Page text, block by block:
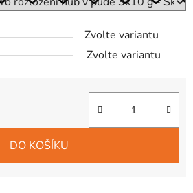
Zvolte variantu
Zvolte variantu
DO KOŠÍKU